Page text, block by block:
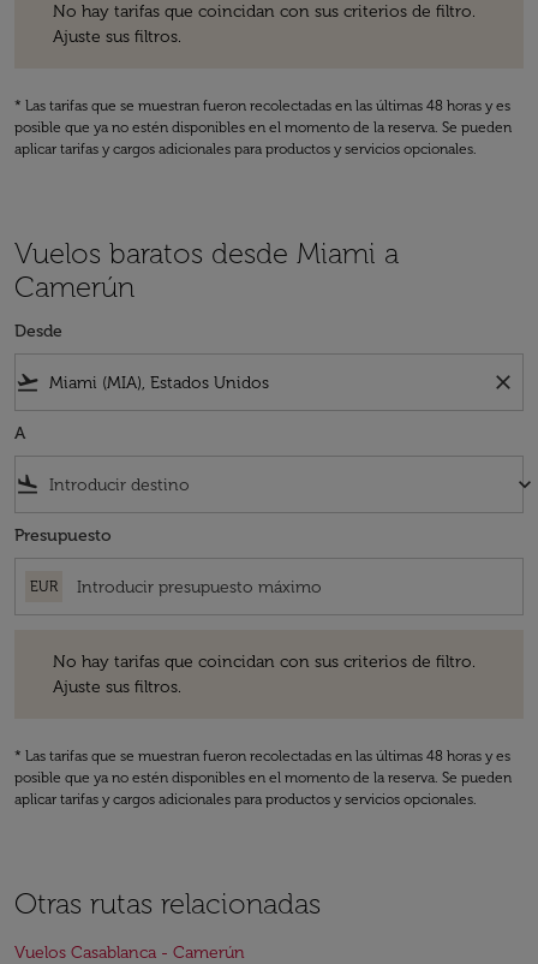
No hay tarifas que coincidan con sus criterios de filtro.
Ajuste sus filtros.
* Las tarifas que se muestran fueron recolectadas en las últimas 48 horas y es
posible que ya no estén disponibles en el momento de la reserva. Se pueden
aplicar tarifas y cargos adicionales para productos y servicios opcionales.
Vuelos baratos desde Miami a
Camerún
Desde
flight_takeoff close
A
flight_land keyboard_arrow_down
Presupuesto
EUR
No hay tarifas que coincidan con sus criterios de filtro.
Ajuste sus filtros.
* Las tarifas que se muestran fueron recolectadas en las últimas 48 horas y es
posible que ya no estén disponibles en el momento de la reserva. Se pueden
aplicar tarifas y cargos adicionales para productos y servicios opcionales.
Otras rutas relacionadas
Vuelos Casablanca - Camerún